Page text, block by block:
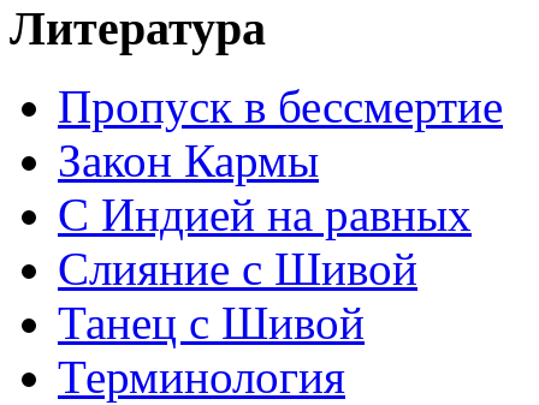
Литература
Пропуск в бессмертие
Закон Кармы
С Индией на равных
Слияние с Шивой
Танец с Шивой
Терминология